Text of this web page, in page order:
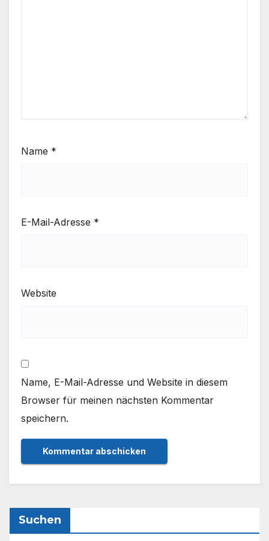
Name *
E-Mail-Adresse *
Website
Name, E-Mail-Adresse und Website in diesem
Browser für meinen nächsten Kommentar
speichern.
Suchen